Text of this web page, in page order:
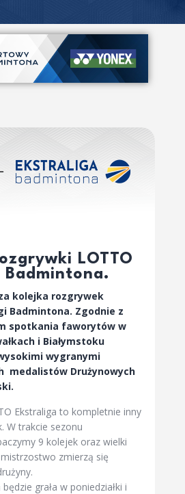
LOTTO
Badmintona.
kolejka rozgrywek
Badmintona. Zgodnie z
spotkania faworytów w
i Białymstoku
wygranymi
medalistów Drużynowych
.
Ekstraliga to kompletnie inny
W trakcie sezonu
9 kolejek oraz wielki
zmierzą się
grała w poniedziałki i